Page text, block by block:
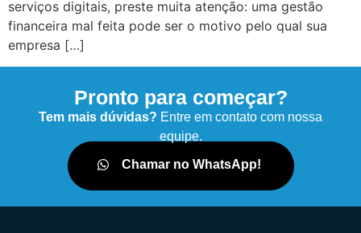
serviços digitais, preste muita atenção: uma gestão
financeira mal feita pode ser o motivo pelo qual sua
empresa […]
Pronto para começar?
Tem mais dúvidas? Entre em contato com nossa
equipe.
Chamar no WhatsApp!